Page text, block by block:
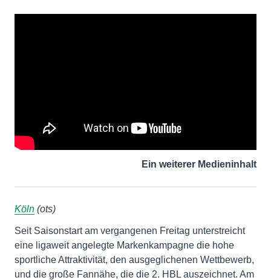
Ein weiterer Medieninhalt
Köln (ots)
Seit Saisonstart am vergangenen Freitag unterstreicht
eine ligaweit angelegte Markenkampagne die hohe
sportliche Attraktivität, den ausgeglichenen Wettbewerb,
und die große Fannähe, die die 2. HBL auszeichnet. Am